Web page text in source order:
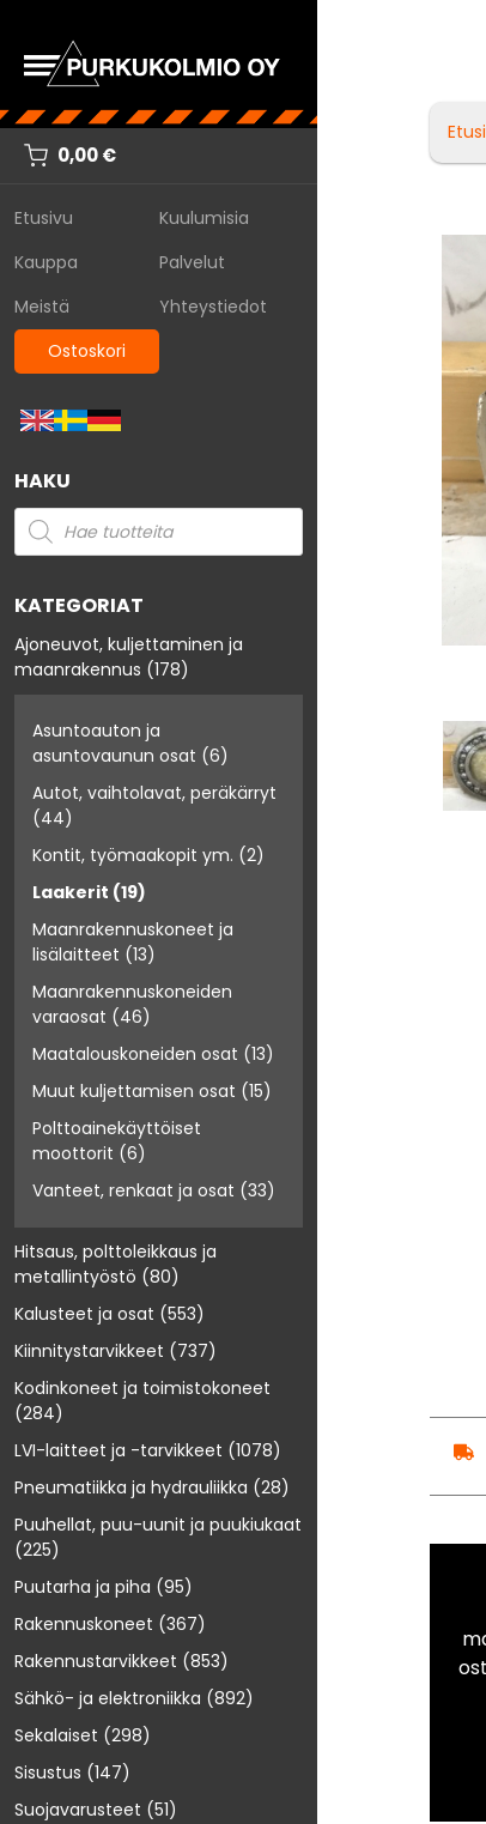
0,00€
Etusivu
Kuulumisia
Kauppa
Palvelut
Meistä
Yhteystiedot
Ostoskori
HAKU
KATEGORIAT
Ajoneuvot, kuljettaminen ja
maanrakennus (178)
Asuntoauton ja
asuntovaunun osat (6)
Autot, vaihtolavat, peräkärryt
(44)
Kontit, työmaakopit ym. (2)
Laakerit (19)
Maanrakennuskoneet ja
lisälaitteet (13)
Maanrakennuskoneiden
varaosat (46)
Maatalouskoneiden osat (13)
Muut kuljettamisen osat (15)
Polttoainekäyttöiset
moottorit (6)
Vanteet, renkaat ja osat (33)
Hitsaus, polttoleikkaus ja
metallintyöstö (80)
Kalusteet ja osat (553)
Kiinnitystarvikkeet (737)
Kodinkoneet ja toimistokoneet
(284)
LVI-laitteet ja -tarvikkeet (1078)
Pneumatiikka ja hydrauliikka (28)
Puuhellat, puu-uunit ja puukiukaat
(225)
Puutarha ja piha (95)
Rakennuskoneet (367)
Rakennustarvikkeet (853)
Sähkö- ja elektroniikka (892)
Sekalaiset (298)
Sisustus (147)
Suojavarusteet (51)